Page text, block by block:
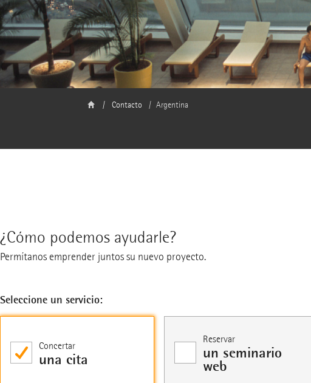
Contacto Argentina
¿Cómo podemos ayudarle?
Permítanos emprender juntos su nuevo proyecto.
Seleccione un servicio:
Concertar
una cita
Reservar
un seminario
web